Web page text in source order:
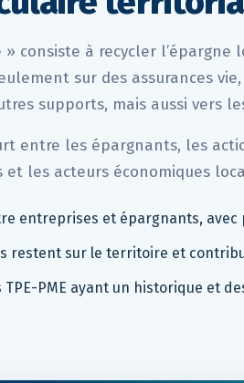
» consiste à recycler l’épargne
sur des assurances vie,
supports, mais aussi vers
entre les épargnants, les
les acteurs économiques
entreprises et épargnants, avec
restent sur le territoire et
TPE-PME ayant un historique et